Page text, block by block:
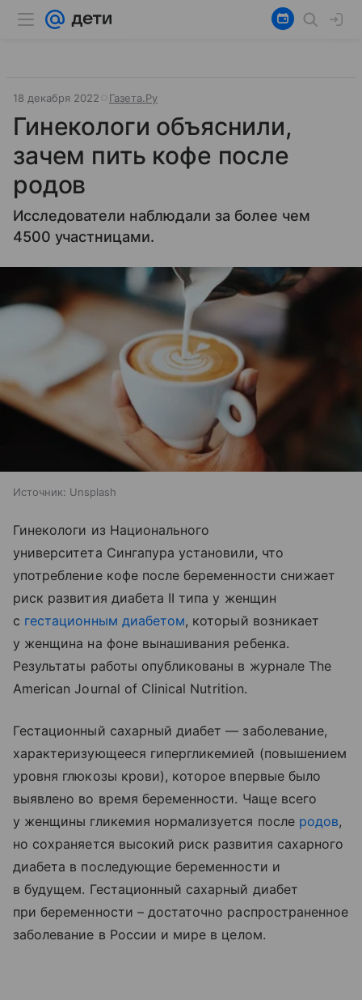
18 декабря 2022 Газета.Ру
Гинекологи объяснили,
зачем пить кофе после
родов
Исследователи наблюдали за более чем
4500 участницами.
Источник: Unsplash
Гинекологи из Национального
университета Сингапура установили, что
употребление кофе после беременности снижает
риск развития диабета II типа у женщин
с гестационным диабетом, который возникает
у женщина на фоне вынашивания ребенка.
Результаты работы опубликованы в журнале The
American Journal of Clinical Nutrition.
Гестационный сахарный диабет — заболевание,
характеризующееся гипергликемией (повышением
уровня глюкозы крови), которое впервые было
выявлено во время беременности. Чаще всего
у женщины гликемия нормализуется после родов,
но сохраняется высокий риск развития сахарного
диабета в последующие беременности и
в будущем. Гестационный сахарный диабет
при беременности – достаточно распространенное
заболевание в России и мире в целом.